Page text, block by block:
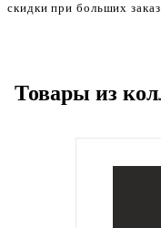
скидки при больших
Товары из